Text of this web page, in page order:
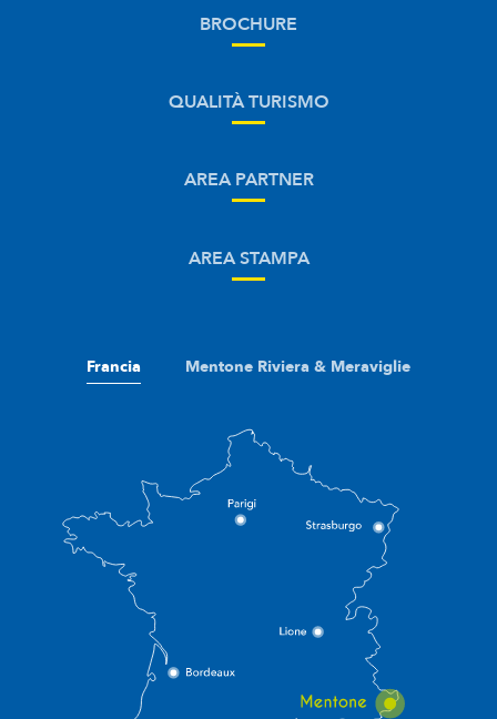
BROCHURE
QUALITÀ TURISMO
AREA PARTNER
AREA STAMPA
Francia Mentone Riviera & Meraviglie